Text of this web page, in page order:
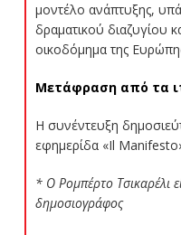
μοντέλο ανάπτυξης,
δραματικού διαζυγίου
οικοδόμημα της
Μετάφραση από τα
Η συνέντευξη
εφημερίδα «Il
* Ο Ρομπέρτο Τσικαρέλι
δημοσιογράφος